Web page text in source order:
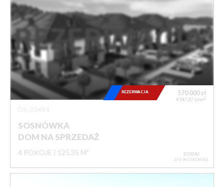
SOSNÓWKA
DOM NA SPRZEDAŻ
4 POKOJE 125,35 M²
570 000zł
4 547,27 zł/m2
REZERWACJA
DODAJ
DO NOTATNIKA